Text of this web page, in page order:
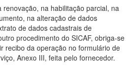
na habilitação parcial, na
na alteração de dados
de dados cadastrais de
procedimento do SICAF, obriga-se
recibo da operação no formulário de
Anexo III, feita pelo fornecedor.